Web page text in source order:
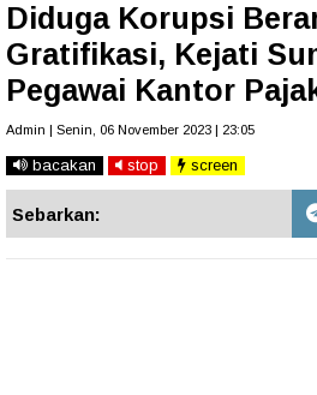
Diduga Korupsi
Gratifikasi, Kejati
Pegawai Kantor
Admin | Senin, 06 November 2023 | 23:05
bacakan stop screen
Sebarkan: